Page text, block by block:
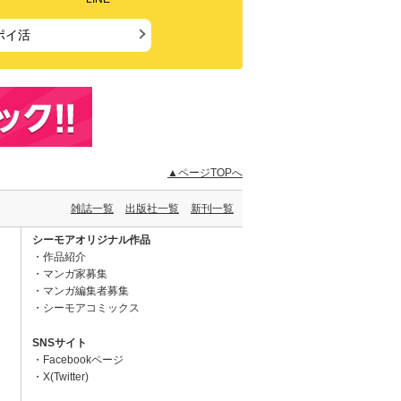
イ活
▲ページTOPへ
雑誌一覧 出版社一覧 新刊一覧
シーモアオリジナル作品
作品紹介
マンガ家募集
マンガ編集者募集
シーモアコミックス
SNSサイト
Facebookページ
X(Twitter)